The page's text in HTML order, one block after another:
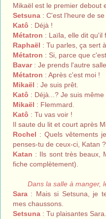
Mikaël est le premier debout
Setsuna : C'est l'heure de se
Katô : Déjà !
Métatron : Laïla, elle dit qu'il
Raphaël : Tu parles, ça sert
Métatron : Si, parce que
Bavar: Je prends l'autre salle
Métatron : Après c'est moi !
Mikaël : Je suis prêt.
Katô : Déjà...? Je suis même
Mikaël : Flemmard.
Katô : Tu vas voir !
Il saute du lit et court après
Rochel : Quels vêtements
penses-tu de ceux-ci, Katan ?
Katan : Ils sont très beaux,
fiche complètement).
Dans la salle à manger,
Sara : Mais si Setsuna, je
mes chaussons.
Setsuna : Tu plaisantes Sara...